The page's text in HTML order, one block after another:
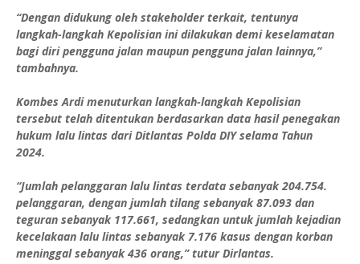
“Dengan didukung oleh stakeholder terkait, tentunya
langkah-langkah Kepolisian ini dilakukan demi keselamatan
bagi diri pengguna jalan maupun pengguna jalan lainnya,”
tambahnya.
Kombes Ardi menuturkan langkah-langkah Kepolisian
tersebut telah ditentukan berdasarkan data hasil penegakan
hukum lalu lintas dari Ditlantas Polda DIY selama Tahun
2024.
“Jumlah pelanggaran lalu lintas terdata sebanyak 204.754.
pelanggaran, dengan jumlah tilang sebanyak 87.093 dan
teguran sebanyak 117.661, sedangkan untuk jumlah kejadian
kecelakaan lalu lintas sebanyak 7.176 kasus dengan korban
meninggal sebanyak 436 orang,” tutur Dirlantas.